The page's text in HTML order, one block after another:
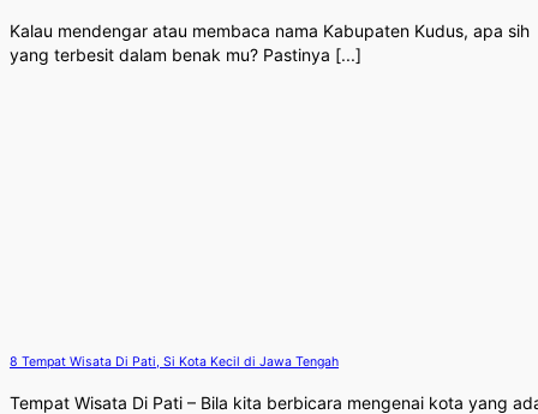
Kalau mendengar atau membaca nama Kabupaten Kudus, apa sih
yang terbesit dalam benak mu? Pastinya [...]
8 Tempat Wisata Di Pati, Si Kota Kecil di Jawa Tengah
Tempat Wisata Di Pati – Bila kita berbicara mengenai kota yang